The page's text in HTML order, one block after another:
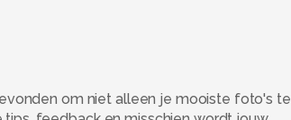
om niet alleen je mooiste foto's te